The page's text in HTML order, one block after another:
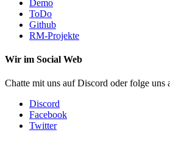
Demo
ToDo
Github
RM-Projekte
Wir im Social Web
Chatte mit uns auf Discord oder folge uns
Discord
Facebook
Twitter